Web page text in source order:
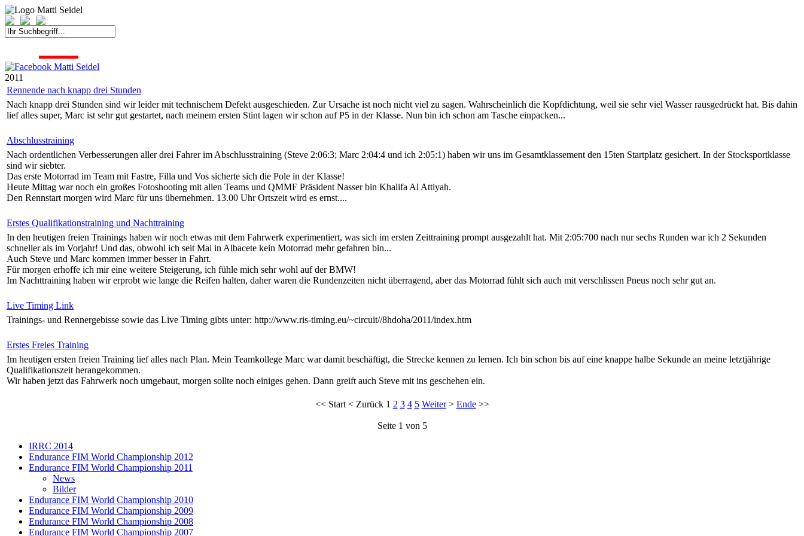
2011
Rennende nach knapp drei Stunden
Nach knapp drei Stunden sind wir leider mit technischem Defekt ausgeschieden. Zur Ursache ist noch nicht viel zu sagen. Wahrscheinlich die Kopfdichtung, weil sie sehr viel Wasser rausgedrückt hat. Bis dahin
lief alles super, Marc ist sehr gut gestartet, nach meinem ersten Stint lagen wir schon auf P5 in der Klasse. Nun bin ich schon am Tasche einpacken...
Abschlusstraining
Nach ordentlichen Verbesserungen aller drei Fahrer im Abschlusstraining (Steve 2:06:3; Marc 2:04:4 und ich 2:05:1) haben wir uns im Gesamtklassement den 15ten Startplatz gesichert. In der Stocksportklasse
sind wir siebter.
Das erste Motorrad im Team mit Fastre, Filla und Vos sicherte sich die Pole in der Klasse!
Heute Mittag war noch ein großes Fotoshooting mit allen Teams und QMMF Präsident Nasser bin Khalifa Al Attiyah.
Den Rennstart morgen wird Marc für uns übernehmen. 13.00 Uhr Ortszeit wird es ernst....
Erstes Qualifikationstraining und Nachttraining
In den heutigen freien Trainings haben wir noch etwas mit dem Fahrwerk experimentiert, was sich im ersten Zeittraining prompt ausgezahlt hat. Mit 2:05:700 nach nur sechs Runden war ich 2 Sekunden
schneller als im Vorjahr! Und das, obwohl ich seit Mai in Albacete kein Motorrad mehr gefahren bin...
Auch Steve und Marc kommen immer besser in Fahrt.
Für morgen erhoffe ich mir eine weitere Steigerung, ich fühle mich sehr wohl auf der BMW!
Im Nachttraining haben wir erprobt wie lange die Reifen halten, daher waren die Rundenzeiten nicht überragend, aber das Motorrad fühlt sich auch mit verschlissen Pneus noch sehr gut an.
Live Timing Link
Trainings- und Rennergebisse sowie das Live Timing gibts unter: http://www.ris-timing.eu/~circuit//8hdoha/2011/index.htm
Erstes Freies Training
Im heutigen ersten freien Training lief alles nach Plan. Mein Teamkollege Marc war damit beschäftigt, die Strecke kennen zu lernen. Ich bin schon bis auf eine knappe halbe Sekunde an meine letztjährige
Qualifikationszeit herangekommen.
Wir haben jetzt das Fahrwerk noch umgebaut, morgen sollte noch einiges gehen. Dann greift auch Steve mit ins geschehen ein.
<< Start< Zurück 1 2 3 4 5 Weiter> Ende>>
Seite 1 von 5
IRRC 2014
Endurance FIM World Championship 2012
Endurance FIM World Championship 2011
News
Bilder
Endurance FIM World Championship 2010
Endurance FIM World Championship 2009
Endurance FIM World Championship 2008
Endurance FIM World Championship 2007